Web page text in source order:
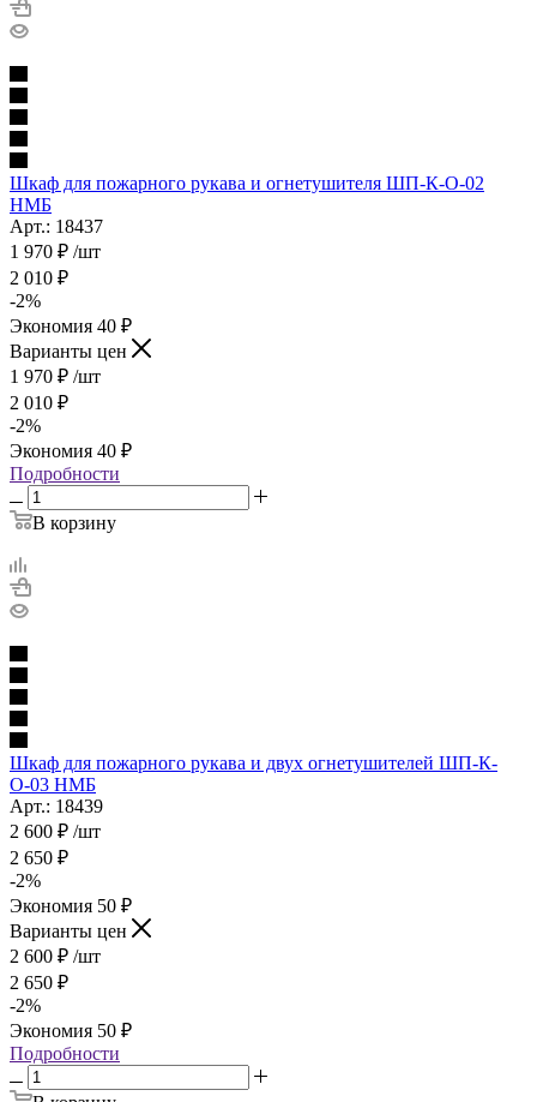
Шкаф для пожарного рукава и огнетушителя ШП-К-О-02
НМБ
Арт.: 18437
1 970 ₽ /шт
2 010 ₽
-2%
Экономия 40 ₽
Варианты цен
1 970 ₽ /шт
2 010 ₽
-2%
Экономия 40 ₽
Подробности
В корзину
Шкаф для пожарного рукава и двух огнетушителей ШП-К-
О-03 НМБ
Арт.: 18439
2 600 ₽ /шт
2 650 ₽
-2%
Экономия 50 ₽
Варианты цен
2 600 ₽ /шт
2 650 ₽
-2%
Экономия 50 ₽
Подробности